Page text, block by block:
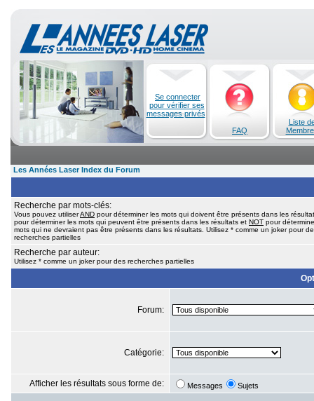
Se connecter
pour vérifier ses
messages privés
FAQ
Liste
Les Années Laser Index du Forum
Recherche par mots-clés:
Vous pouvez utiliserAND pour déterminer les mots qui doivent être présents dans les
pour déterminer les mots qui peuvent être présents dans les résultats et NOT pour
mots qui ne devraient pas être présents dans les résultats. Utilisez * comme un joker pour
recherches partielles
Recherche par auteur:
Utilisez * comme un joker pour des recherches partielles
Forum:
Catégorie:
Afficher les résultats sous forme de: Messages Sujets